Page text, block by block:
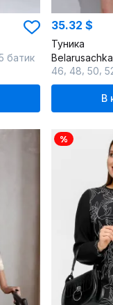
батик
35.32 $
Туника
Belarusachka
46 48 50
В
%